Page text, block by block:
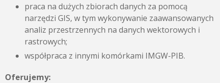
praca na dużych zbiorach danych za pomocą
narzędzi GIS, w tym wykonywanie zaawansowanych
analiz przestrzennych na danych wektorowych i
rastrowych;
współpraca z innymi komórkami IMGW-PIB.
Oferujemy: